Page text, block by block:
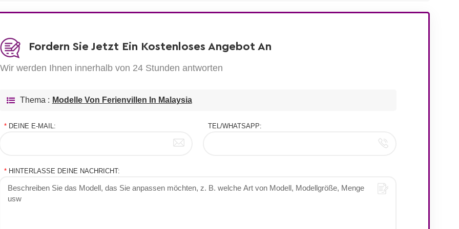
Fordern Sie Jetzt Ein Kostenloses Angebot An
Wir werden Ihnen innerhalb von 24 Stunden antworten
Thema : Modelle Von Ferienvillen In Malaysia
*DEINE E-MAIL: TEL/WHATSAPP:
*HINTERLASSE DEINE NACHRICHT: